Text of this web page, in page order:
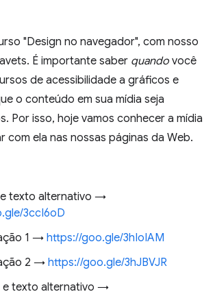
"Design no navegador", com nosso
É importante saber quando você
de acessibilidade a gráficos e
o conteúdo em sua mídia seja
Por isso, hoje vamos conhecer a mídia
com ela nas nossas páginas da Web.
texto alternativo →
3ccI6oD
1 → https://goo.gle/3hIoIAM
2 →https://goo.gle/3hJBVJR
e texto alternativo →